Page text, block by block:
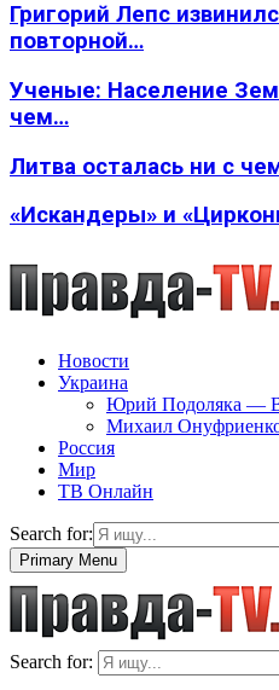
Григорий Лепс
повторной…
Ученые: Население
чем…
Литва осталась ни с
«Искандеры» и
Новости
Украина
Юрий Подоляка —
Михаил
Россия
Мир
ТВ Онлайн
Search for:
Primary Menu
Search for: